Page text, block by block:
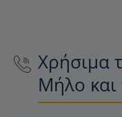
Χρήσιμα
Μήλο και